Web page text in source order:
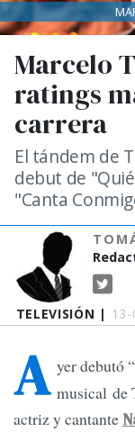
TELEVISIÓN |
Marcelo
ratings
carrera
El tándem de
debut de
"Canta
A yer debutó “
musical de
actriz y cantante